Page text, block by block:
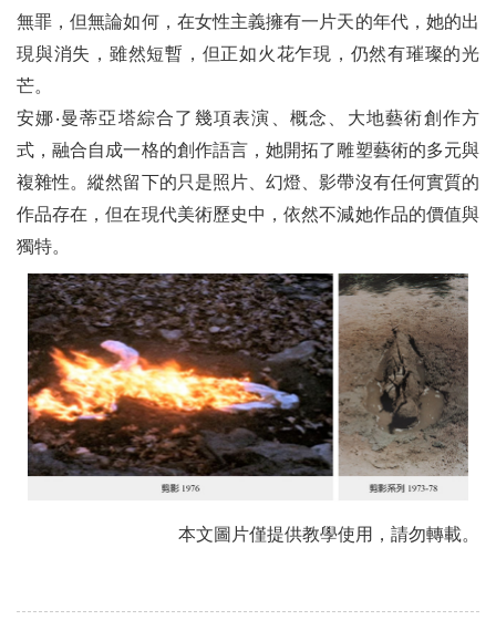
無罪，但無論如何，在女性主義擁有一片天的年代，她的出
現與消失，雖然短暫，但正如火花乍現，仍然有璀璨的光
芒。
安娜‧曼蒂亞塔綜合了幾項表演、概念、大地藝術創作方
式，融合自成一格的創作語言，她開拓了雕塑藝術的多元與
複雜性。縱然留下的只是照片、幻燈、影帶沒有任何實質的
作品存在，但在現代美術歷史中，依然不減她作品的價值與
獨特。
本文圖片僅提供教學使用，請勿轉載。